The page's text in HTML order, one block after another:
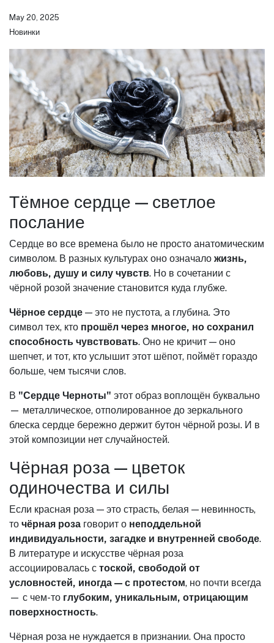
May 20, 2025
Новинки
Тёмное сердце — светлое
послание
Сердце во все времена было не просто анатомическим
символом. В разных культурах оно означало жизнь,
любовь, душу и силу чувств. Но в сочетании с
чёрной розой значение становится куда глубже.
Чёрное сердце — это не пустота, а глубина. Это
символ тех, кто прошёл через многое, но сохранил
способность чувствовать. Оно не кричит — оно
шепчет, и тот, кто услышит этот шёпот, поймёт гораздо
больше, чем тысячи слов.
В "Сердце Черноты" этот образ воплощён буквально
— металлическое, отполированное до зеркального
блеска сердце бережно держит бутон чёрной розы. И в
этой композиции нет случайностей.
Чёрная роза — цветок
одиночества и силы
Если красная роза — это страсть, белая — невинность,
то чёрная роза говорит о неподдельной
индивидуальности, загадке и внутренней свободе.
В литературе и искусстве чёрная роза
ассоциировалась с тоской, свободой от
условностей, иногда — с протестом, но почти всегда
— с чем-то глубоким, уникальным, отрицающим
поверхностность.
Чёрная роза не нуждается в признании. Она просто